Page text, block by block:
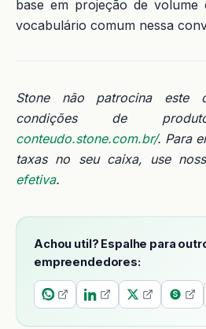
base em projeção de volume
vocabulário comum nessa
Stone não patrocina este
condições de
conteudo.stone.com.br/. Para
taxas no seu caixa, use
efetiva.
Achou util? Espalhe para
empreendedores: